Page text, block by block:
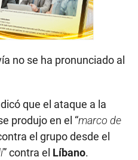
no se ha pronunciado al
que el ataque a la
produjo en el “marco de
el grupo desde el
” contra el Líbano.